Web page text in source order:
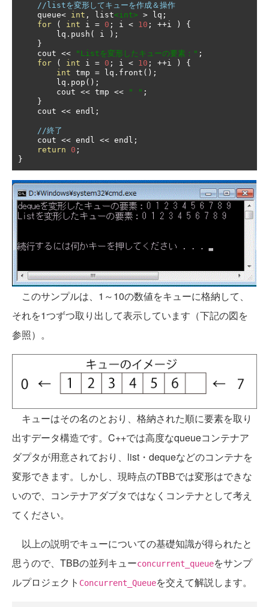
//listを変形してキューを作成＆操作
    queue
< int , list<int> > lq ;
for
( int i = 0 ; i < 10 ; ++i )
{
        lq
. push ( i
);
}
    cout
<< "Listを変形したキューの要素：" ;
for
( int i = 0 ; i < 10 ; ++i )
{
int tmp = lq . front ();
        lq
. pop ();
        cout
<< tmp << " " ;
}
    cout
<< endl ;
//終了
    cout
<< endl << endl ;
return
0 ;
}
このサンプルは、1～10の数値をキューに格納して、
それを1つずつ取り出して表示しています（下記の図を
参照）。
キューはその名のとおり、格納された順に要素を取り
出すデータ構造です。C++では高度なqueueコンテナア
ダプタが用意されており、list・dequeなどのコンテナを
変形できます。しかし、現時点のTBBでは変形はできな
いので、コンテナアダプタではなくコンテナとして考え
てください。
以上の説明でキューについての基礎知識が得られたと
思うので、TBBの並列キューconcurrent_queueをサンプ
ルプロジェクト Concurrent_Queueを交えて解説します。